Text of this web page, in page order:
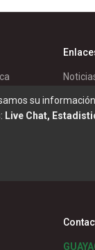
su
Live Chat,